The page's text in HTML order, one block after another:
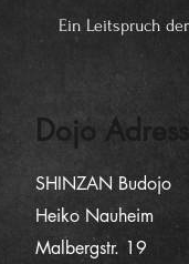
Ein Leitspruch
Dojo
SHINZAN Budojo
Heiko Nauheim
Malbergstr. 19